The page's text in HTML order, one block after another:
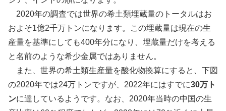
2020年の調査では世界の希土類埋蔵量のトータルはお
およそ1億2千万トンになります。この埋蔵量は現在の生
産量を基準にしても400年分になり、埋蔵量だけを考える
と名前のような希少金属ではありません。
また、世界の希土類生産量を酸化物換算にすると、下図
の2020年では24万トンですが、2022年にはすでに30万ト
ンに達しているようです。なお、2020年当時の中国の生